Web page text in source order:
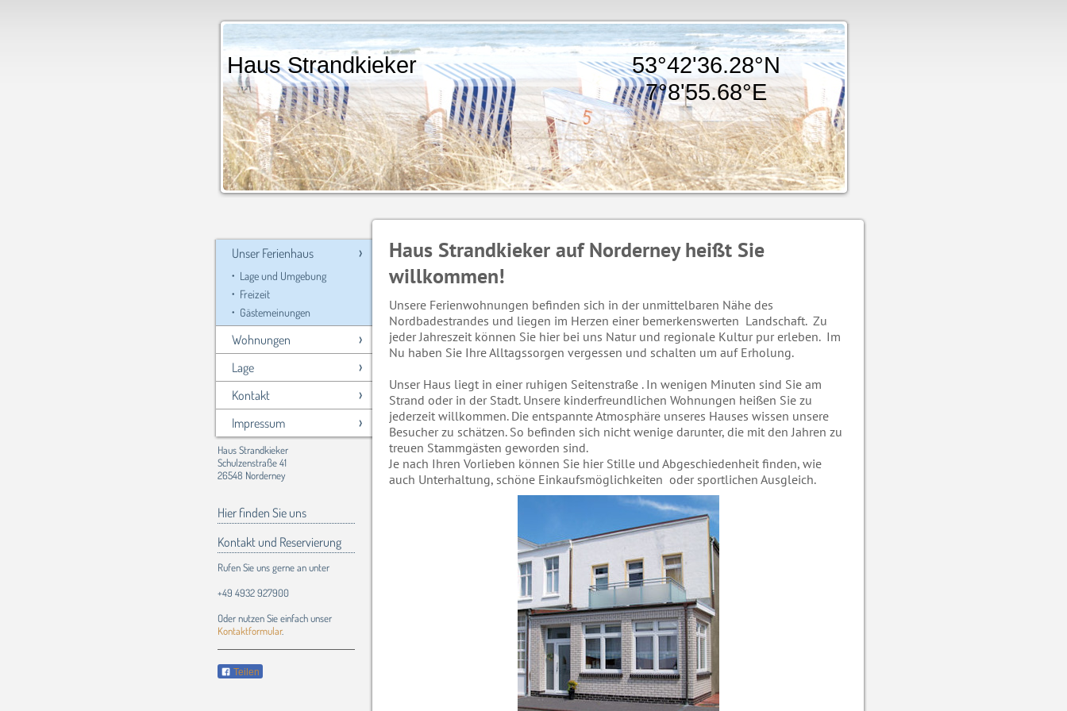
Haus Strandkieker 53°42'36.28°N
7°8'55.68°E
Unser Ferienhaus
Lage und Umgebung
Freizeit
Gästemeinungen
Wohnungen
Lage
Kontakt
Impressum
Haus Strandkieker
Schulzenstraße 41
26548 Norderney
Hier finden Sie uns
Kontakt und Reservierung
Rufen Sie uns gerne an unter
+49 4932 927900
Oder nutzen Sie einfach unser
Kontaktformular.
Teilen
Haus Strandkieker auf Norderney heißt Sie
willkommen!
Unsere Ferienwohnungen befinden sich in der unmittelbaren Nähe des
Nordbadestrandes und liegen im Herzen einer bemerkenswerten Landschaft. Zu
jeder Jahreszeit können Sie hier bei uns Natur und regionale Kultur pur erleben. Im
Nu haben Sie Ihre Alltagssorgen vergessen und schalten um auf Erholung.
Unser Haus liegt in einer ruhigen Seitenstraße . In wenigen Minuten sind Sie am
Strand oder in der Stadt. Unsere kinderfreundlichen Wohnungen heißen Sie zu
jederzeit willkommen. Die entspannte Atmosphäre unseres Hauses wissen unsere
Besucher zu schätzen. So befinden sich nicht wenige darunter, die mit den Jahren zu
treuen Stammgästen geworden sind.
Je nach Ihren Vorlieben können Sie hier Stille und Abgeschiedenheit finden, wie
auch Unterhaltung, schöne Einkaufsmöglichkeiten oder sportlichen Ausgleich.